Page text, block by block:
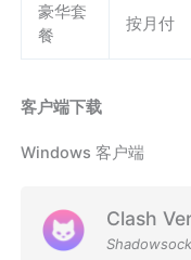
豪华套
餐
按月付
客户端下载
Windows 客户端
Clash